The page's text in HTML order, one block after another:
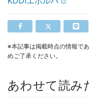
※本記事は掲載時点の情報で
めご了承ください。
あわせて読み